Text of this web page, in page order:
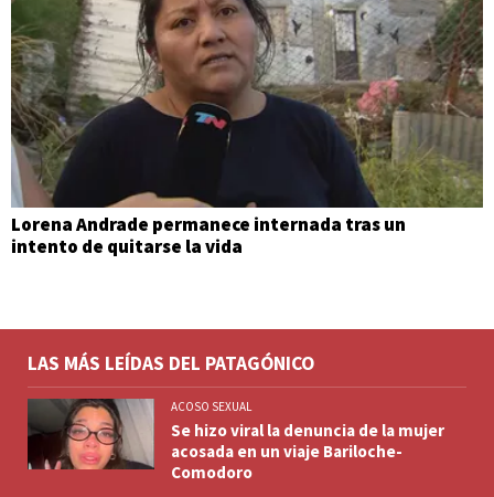
Lorena Andrade permanece internada tras un
intento de quitarse la vida
LAS MÁS LEÍDAS DEL PATAGÓNICO
ACOSO SEXUAL
Se hizo viral la denuncia de la mujer
acosada en un viaje Bariloche-
Comodoro